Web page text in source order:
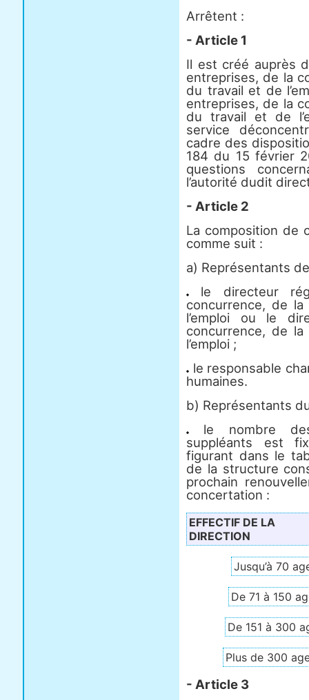
Arrêtent :
- Article 1
Il est créé auprès
entreprises, de la
du travail et de
entreprises, de la
du travail et de
service
cadre des
184 du 15 février
questions
l’autorité dudit
- Article 2
La composition de
comme suit :
a) Représentants
le directeur
concurrence, de
l’emploi ou le
concurrence, de
l’emploi ;
le responsable
humaines.
b) Représentants
le nombre
suppléants est
figurant dans le
de la structure
prochain
concertation :
EFFECTIF DE LA
DIRECTION
Jusqu’à 70
De 71 à 150
De 151 à 300
Plus de 300
- Article 3